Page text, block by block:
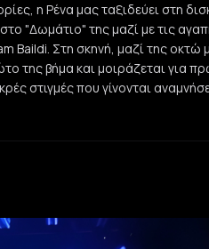
η Ρένα μας ταξιδεύει στη
"Δωμάτιο" της μαζί με τις
Baildi. Στη σκηνή, μαζί της οκτώ
της βήμα και μοιράζεται για
στιγμές που γίνονται